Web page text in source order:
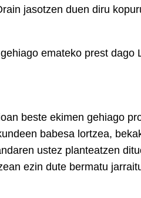
jasotzen duen diru
emateko prest dago
beste ekimen gehiago
babesa lortzea,
ustez planteatzen
ezin dute bermatu